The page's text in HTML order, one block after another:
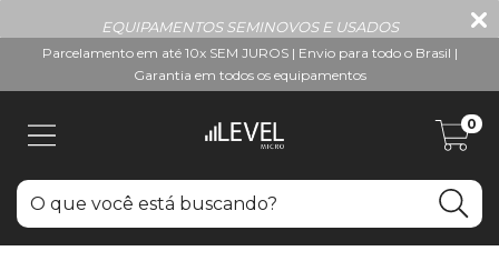
EQUIPAMENTOS SEMINOVOS E USADOS
Parcelamento em até 10x SEM JUROS | Envio para todo o Brasil |
Garantia em todos os equipamentos
0